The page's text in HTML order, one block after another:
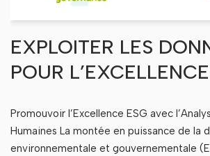
EXPLOITER LES
POUR
Promouvoir l’Excellence ESG avec
Humaines La montée en puissance de la
environnementale et gouvernementale